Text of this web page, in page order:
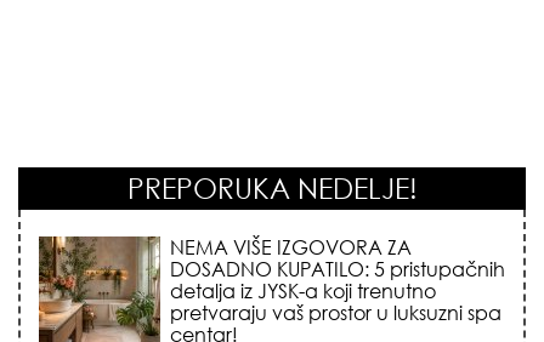
PREPORUKA NEDELJE!
STILISTI SE SLAŽU – OVI NOKTI SU HIT
SEZONE: 5 manikir trendova koji
osvajaju sve poglede i izgledaju
skupo na svačijim rukama!